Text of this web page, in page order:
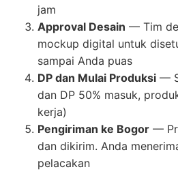
jam
Approval Desain — Tim
mockup digital untuk
sampai Anda puas
DP dan Mulai Produksi —
dan DP 50% masuk,
kerja)
Pengiriman ke Bogor —
dan dikirim. Anda
pelacakan